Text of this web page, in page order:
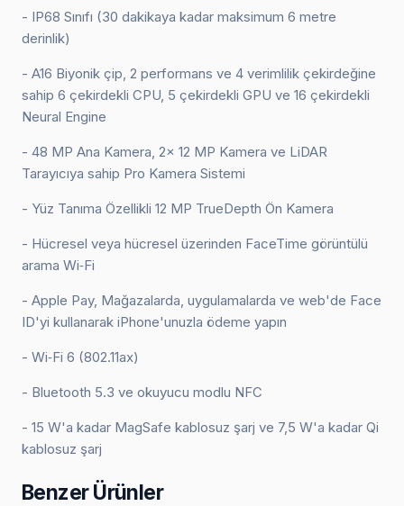
- IP68 Sınıfı (30 dakikaya kadar maksimum 6 metre
derinlik)
- A16 Biyonik çip, 2 performans ve 4 verimlilik çekirdeğine
sahip 6 çekirdekli CPU, 5 çekirdekli GPU ve 16 çekirdekli
Neural Engine
- 48 MP Ana Kamera, 2x 12 MP Kamera ve LiDAR
Tarayıcıya sahip Pro Kamera Sistemi
- Yüz Tanıma Özellikli 12 MP TrueDepth Ön Kamera
- Hücresel veya hücresel üzerinden FaceTime görüntülü
arama Wi‑Fi
- Apple Pay, Mağazalarda, uygulamalarda ve web'de Face
ID'yi kullanarak iPhone'unuzla ödeme yapın
- Wi‑Fi 6 (802.11ax)
- Bluetooth 5.3 ve okuyucu modlu NFC
- 15 W'a kadar MagSafe kablosuz şarj ve 7,5 W'a kadar Qi
kablosuz şarj
Benzer Ürünler